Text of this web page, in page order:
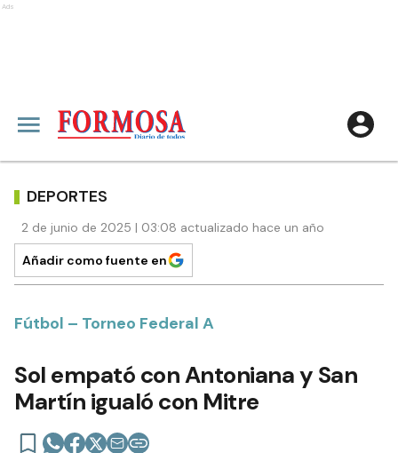
Ads
DEPORTES
2 de junio de 2025 | 03:08 actualizado hace un año
Añadir como fuente en
Fútbol – Torneo Federal A
Sol empató con Antoniana y San
Martín igualó con Mitre